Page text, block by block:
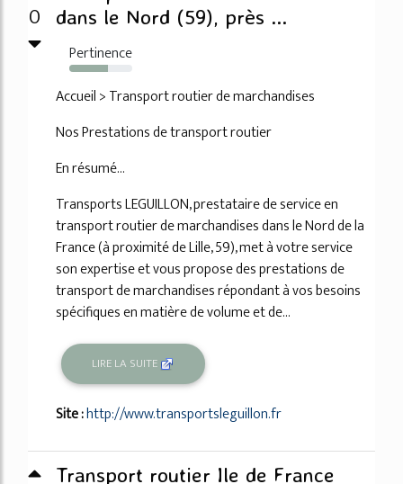
0
dans le Nord (59), près ...
Pertinence
62%
Accueil > Transport routier de marchandises
Nos Prestations de transport routier
En résumé...
Transports LEGUILLON, prestataire de service en
transport routier de marchandises dans le Nord de la
France (à proximité de Lille, 59), met à votre service
son expertise et vous propose des prestations de
transport de marchandises répondant à vos besoins
spécifiques en matière de volume et de...
LIRE LA SUITE
Site :http://www.transportsleguillon.fr
Transport routier Ile de France